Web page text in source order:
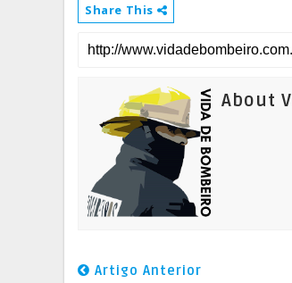
Share This
About
Artigo Anterior